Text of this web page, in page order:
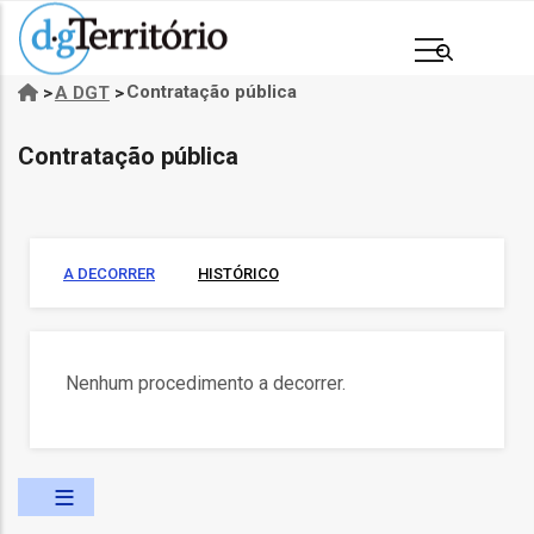
Passar
para
principal
Navegação
estrutural
>A DGT>Contratação pública
Contratação pública
A DECORRER HISTÓRICO
Nenhum procedimento a decorrer.